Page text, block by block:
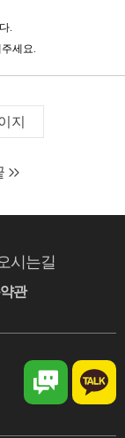
.
세요.
지
시는길
관